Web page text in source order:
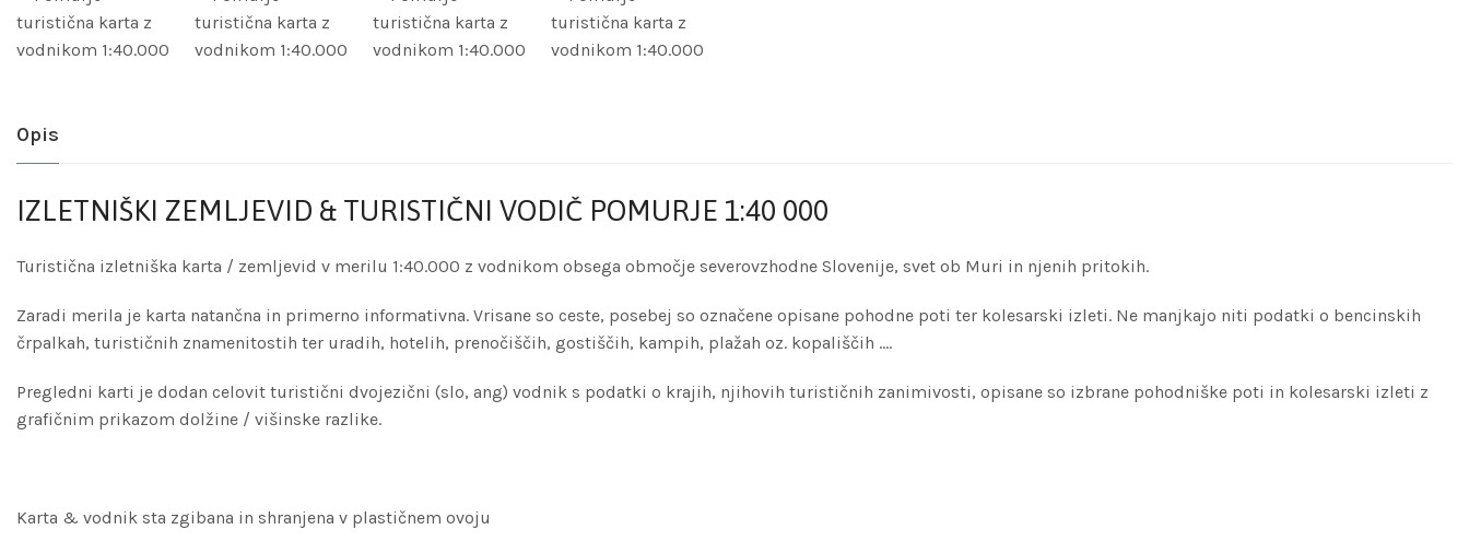
Opis
IZLETNIŠKI ZEMLJEVID & TURISTIČNI VODIČ POMURJE 1:40 000
Turistična izletniška karta / zemljevid v merilu 1:40.000 z vodnikom obsega območje severovzhodne Slovenije, svet ob Muri in njenih pritokih.
Zaradi merila je karta natančna in primerno informativna. Vrisane so ceste, posebej so označene opisane pohodne poti ter kolesarski izleti. Ne manjkajo niti podatki o bencinskih
črpalkah, turističnih znamenitostih ter uradih, hotelih, prenočiščih, gostiščih, kampih, plažah oz. kopališčih ….
Pregledni karti je dodan celovit turistični dvojezični (slo, ang) vodnik s podatki o krajih, njihovih turističnih zanimivosti, opisane so izbrane pohodniške poti in kolesarski izleti z
grafičnim prikazom dolžine / višinske razlike.
Karta & vodnik sta zgibana in shranjena v plastičnem ovoju